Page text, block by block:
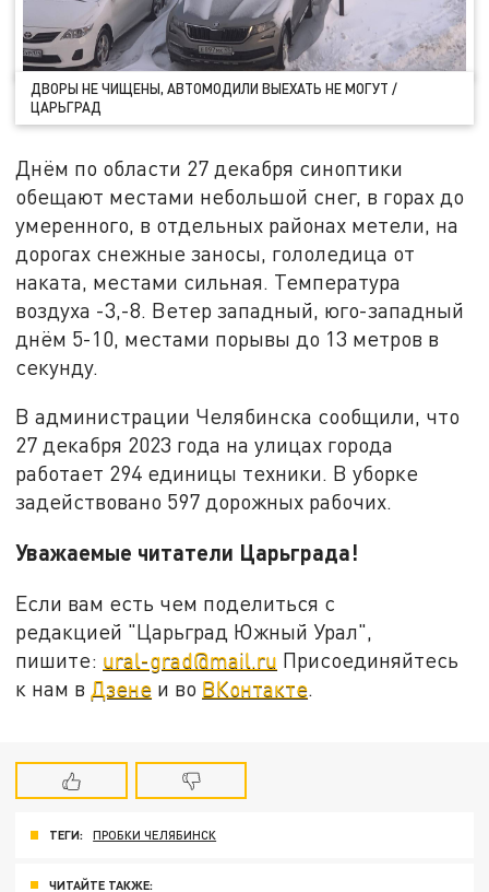
ДВОРЫ НЕ ЧИЩЕНЫ, АВТОМОДИЛИ ВЫЕХАТЬ НЕ МОГУТ /
ЦАРЬГРАД
Днём по области 27 декабря синоптики
обещают местами небольшой снег, в горах до
умеренного, в отдельных районах метели, на
дорогах снежные заносы, гололедица от
наката, местами сильная. Температура
воздуха -3,-8. Ветер западный, юго-западный
днём 5-10, местами порывы до 13 метров в
секунду.
В администрации Челябинска сообщили, что
27 декабря 2023 года на улицах города
работает 294 единицы техники. В уборке
задействовано 597 дорожных рабочих.
Уважаемые читатели Царьграда!
Если вам есть чем поделиться с
редакцией "Царьград Южный Урал",
пишите: ural-grad@mail.ru Присоединяйтесь
к нам в Дзене и во ВКонтакте.
ТЕГИ: ПРОБКИ ЧЕЛЯБИНСК
ЧИТАЙТЕ ТАКЖЕ: